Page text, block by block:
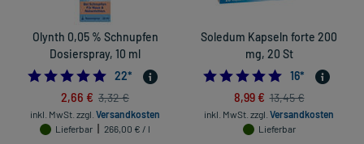
Olynth 0,05 % Schnupfen
Dosierspray, 10 ml
4.863636363636363
22*
2,66 € 3,32 €
inkl. MwSt. zzgl. Versandkosten
Lieferbar
266,00 € / l
Soledum Kapseln forte 200
mg, 20 St
5.0
16*
8,99 € 13,45 €
inkl. MwSt. zzgl. Versandkosten
Lieferbar